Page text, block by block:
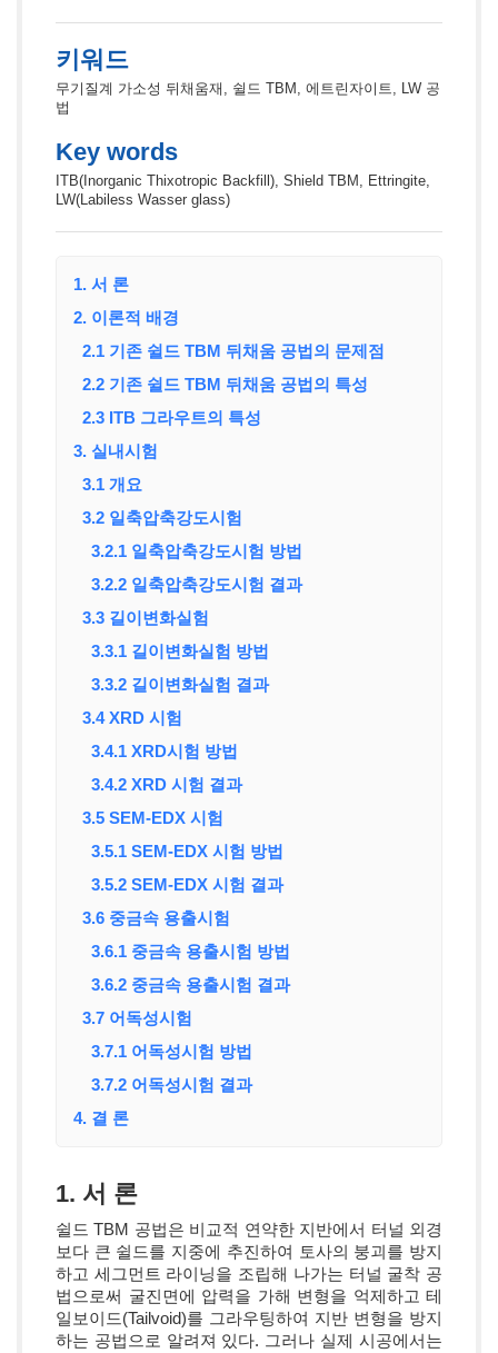
키워드
무기질계 가소성 뒤채움재, 쉴드 TBM, 에트린자이트, LW 공
법
Key words
ITB(Inorganic Thixotropic Backfill), Shield TBM, Ettringite,
LW(Labiless Wasser glass)
1. 서 론
2. 이론적 배경
2.1 기존 쉴드 TBM 뒤채움 공법의 문제점
2.2 기존 쉴드 TBM 뒤채움 공법의 특성
2.3 ITB 그라우트의 특성
3. 실내시험
3.1 개요
3.2 일축압축강도시험
3.2.1 일축압축강도시험 방법
3.2.2 일축압축강도시험 결과
3.3 길이변화실험
3.3.1 길이변화실험 방법
3.3.2 길이변화실험 결과
3.4 XRD 시험
3.4.1 XRD시험 방법
3.4.2 XRD 시험 결과
3.5 SEM-EDX 시험
3.5.1 SEM-EDX 시험 방법
3.5.2 SEM-EDX 시험 결과
3.6 중금속 용출시험
3.6.1 중금속 용출시험 방법
3.6.2 중금속 용출시험 결과
3.7 어독성시험
3.7.1 어독성시험 방법
3.7.2 어독성시험 결과
4. 결 론
1. 서 론
쉴드 TBM 공법은 비교적 연약한 지반에서 터널 외경
보다 큰 쉴드를 지중에 추진하여 토사의 붕괴를 방지
하고 세그먼트 라이닝을 조립해 나가는 터널 굴착 공
법으로써 굴진면에 압력을 가해 변형을 억제하고 테
일보이드(Tailvoid)를 그라우팅하여 지반 변형을 방지
하는 공법으로 알려져 있다. 그러나 실제 시공에서는